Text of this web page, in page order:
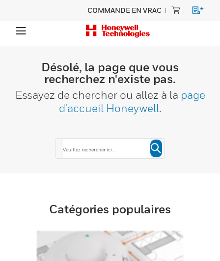
COMMANDE EN VRAC
Désolé, la page que vous
recherchez n'existe pas.
Essayez de chercher ou allez à la page
d'accueil Honeywell.
Catégories populaires